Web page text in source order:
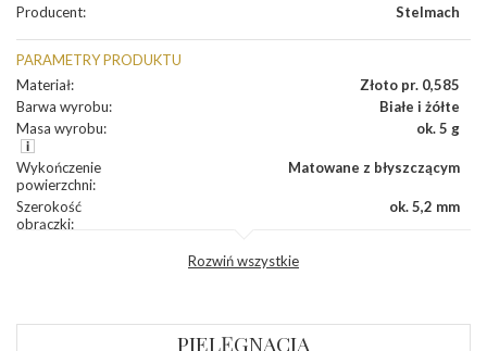
Producent: Stelmach
PARAMETRY PRODUKTU
Materiał:
Złoto pr. 0,585
Barwa wyrobu:
Białe i żółte
Masa wyrobu: ok. 5 g
Wykończenie
powierzchni:
Matowane z błyszczącym
Szerokość
obrączki:
ok. 5,2 mm
Rozwiń wszystkie
PIELĘGNACJA